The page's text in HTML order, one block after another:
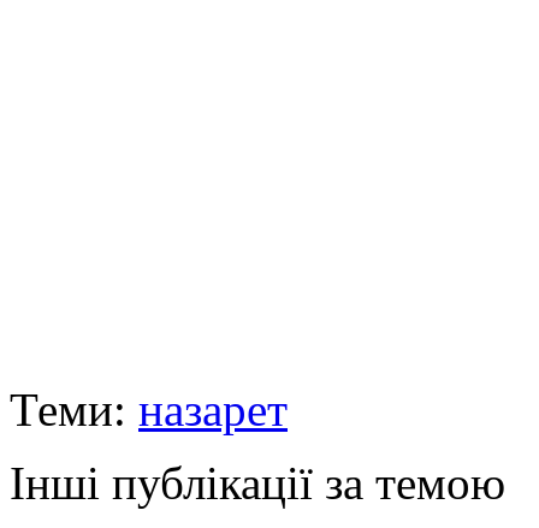
Теми: назарет
Інші публікації за темою